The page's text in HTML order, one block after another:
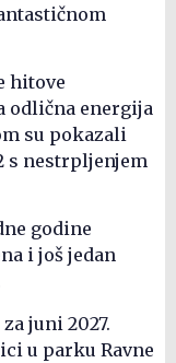
hitove
odlična energija
su pokazali
s nestrpljenjem
godine
i još jedan
juni 2027.
u parku Ravne